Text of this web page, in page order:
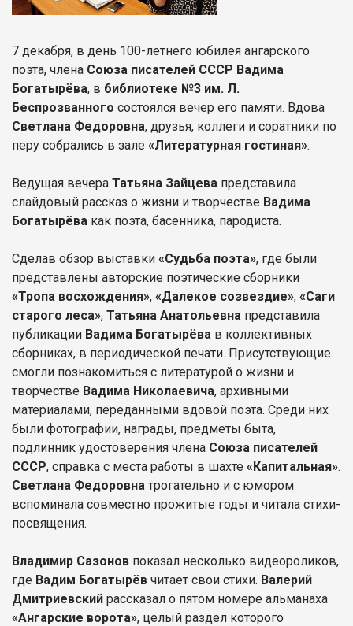
7 декабря, в день 100-летнего юбилея ангарского
поэта, члена Союза писателей СССР Вадима
Богатырёва, в библиотеке №3 им. Л.
Беспрозванного состоялся вечер его памяти. Вдова
Светлана Федоровна, друзья, коллеги и соратники по
перу собрались в зале «Литературная гостиная».
Ведущая вечера Татьяна Зайцева представила
слайдовый рассказ о жизни и творчестве Вадима
Богатырёва как поэта, басенника, пародиста.
Сделав обзор выставки «Судьба поэта», где были
представлены авторские поэтические сборники
«Тропа восхождения», «Далекое созвездие», «Саги
старого леса», Татьяна Анатольевна представила
публикации Вадима Богатырёва в коллективных
сборниках, в периодической печати. Присутствующие
смогли познакомиться с литературой о жизни и
творчестве Вадима Николаевича, архивными
материалами, переданными вдовой поэта. Среди них
были фотографии, награды, предметы быта,
подлинник удостоверения члена Союза писателей
СССР, справка с места работы в шахте «Капитальная».
Светлана Федоровна трогательно и с юмором
вспоминала совместно прожитые годы и читала стихи-
посвящения.
Владимир Сазонов показал несколько видеороликов,
где Вадим Богатырёв читает свои стихи. Валерий
Дмитриевский рассказал о пятом номере альманаха
«Ангарские ворота», целый раздел которого